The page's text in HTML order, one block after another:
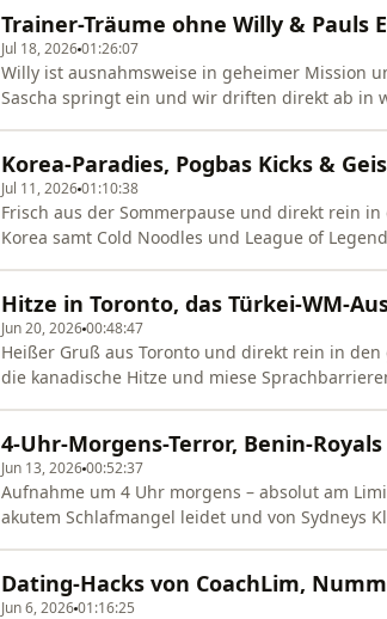
Lehrlingslohn, 550 € Kost
Trainer-Träume ohne Willy & Pauls
Jul 18, 202601:26:07
Willy ist ausnahmsweise in geheimer Mission
Sascha springt ein und wir driften direkt ab in
Taktiken verpasst: Blasrohre und Quall
Korea-Paradies, Pogbas Kicks &
Jul 11, 202601:10:38
Frisch aus der Sommerpause und direkt rein
Korea samt Cold Noodles und League of
Spuk-Phänomene. Kroko wittert s
Hitze in Toronto, das Türkei-WM-
Jun 20, 202600:48:47
Heißer Gruß aus Toronto und direkt rein in
die kanadische Hitze und miese
zum deutschen Nachbarn u
4-Uhr-Morgens-Terror, Benin-
Jun 13, 202600:52:37
Aufnahme um 4 Uhr morgens – absolut am
akutem Schlafmangel leidet und von Sydneys
psychologisch düster: Waru
Dating-Hacks von CoachLim,
Jun 6, 202601:16:25